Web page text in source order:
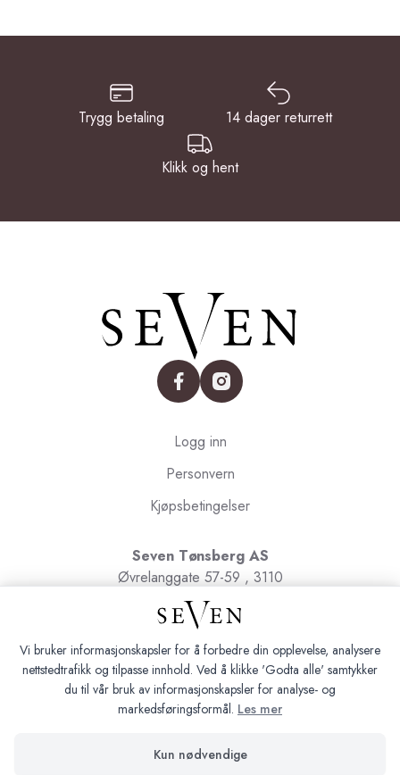
Trygg betaling 14 dager returrett
Klikk og hent
facebookinstagram
Logg inn
Personvern
Kjøpsbetingelser
Seven Tønsberg AS
Øvrelanggate 57-59 , 3110
Tønsberg
Org.nr. 991091580
Vi bruker informasjonskapsler for å forbedre din opplevelse, analysere
nettstedtrafikk og tilpasse innhold. Ved å klikke 'Godta alle' samtykker
du til vår bruk av informasjonskapsler for analyse- og
markedsføringsformål. Les mer
Kun nødvendige